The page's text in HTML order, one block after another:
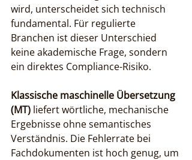
wird, unterscheidet sich technisch
fundamental. Für regulierte
Branchen ist dieser Unterschied
keine akademische Frage, sondern
ein direktes Compliance-Risiko.
Klassische maschinelle Übersetzung
(MT) liefert wörtliche, mechanische
Ergebnisse ohne semantisches
Verständnis. Die Fehlerrate bei
Fachdokumenten ist hoch genug, um